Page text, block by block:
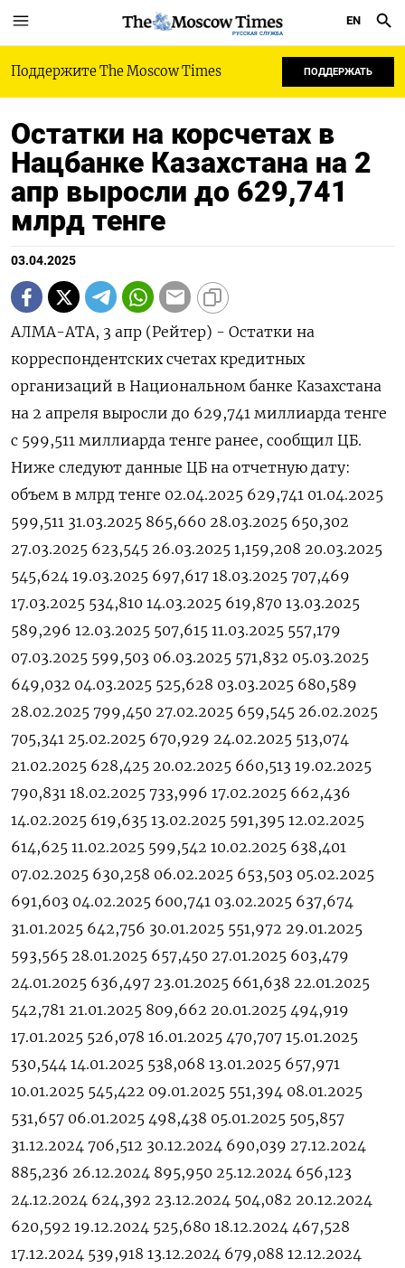
РУССКАЯ СЛУЖБА
EN
Поддержите The Moscow Times ПОДДЕРЖАТЬ
Остатки на корсчетах в
Нацбанке Казахстана на 2
апр выросли до 629,741
млрд тенге
03.04.2025
АЛМА-АТА, 3 апр (Рейтер) - Остатки на
корреспондентских счетах кредитных
организаций в Национальном банке Казахстана
на 2 апреля выросли до 629,741 миллиарда тенге
с 599,511 миллиарда тенге ранее, сообщил ЦБ.
Ниже следуют данные ЦБ на отчетную дату:
объем в млрд тенге 02.04.2025 629,741 01.04.2025
599,511 31.03.2025 865,660 28.03.2025 650,302
27.03.2025 623,545 26.03.2025 1,159,208 20.03.2025
545,624 19.03.2025 697,617 18.03.2025 707,469
17.03.2025 534,810 14.03.2025 619,870 13.03.2025
589,296 12.03.2025 507,615 11.03.2025 557,179
07.03.2025 599,503 06.03.2025 571,832 05.03.2025
649,032 04.03.2025 525,628 03.03.2025 680,589
28.02.2025 799,450 27.02.2025 659,545 26.02.2025
705,341 25.02.2025 670,929 24.02.2025 513,074
21.02.2025 628,425 20.02.2025 660,513 19.02.2025
790,831 18.02.2025 733,996 17.02.2025 662,436
14.02.2025 619,635 13.02.2025 591,395 12.02.2025
614,625 11.02.2025 599,542 10.02.2025 638,401
07.02.2025 630,258 06.02.2025 653,503 05.02.2025
691,603 04.02.2025 600,741 03.02.2025 637,674
31.01.2025 642,756 30.01.2025 551,972 29.01.2025
593,565 28.01.2025 657,450 27.01.2025 603,479
24.01.2025 636,497 23.01.2025 661,638 22.01.2025
542,781 21.01.2025 809,662 20.01.2025 494,919
17.01.2025 526,078 16.01.2025 470,707 15.01.2025
530,544 14.01.2025 538,068 13.01.2025 657,971
10.01.2025 545,422 09.01.2025 551,394 08.01.2025
531,657 06.01.2025 498,438 05.01.2025 505,857
31.12.2024 706,512 30.12.2024 690,039 27.12.2024
885,236 26.12.2024 895,950 25.12.2024 656,123
24.12.2024 624,392 23.12.2024 504,082 20.12.2024
620,592 19.12.2024 525,680 18.12.2024 467,528
17.12.2024 539,918 13.12.2024 679,088 12.12.2024